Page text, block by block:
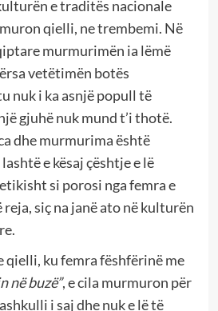
e traditës nacionale
qielli, ne trembemi. Në
murmurimën ia lëmë
vetëtimën botës
nuk i ka asnjë popull të
gjuhë nuk mund t’i thotë.
dhe murmurima është
e kësaj çështje e lë
si porosi nga femra e
siç na janë ato në kulturën
ku femra fëshfërinë me
në buzë”, e cila murmuron për
i saj dhe nuk e lë të